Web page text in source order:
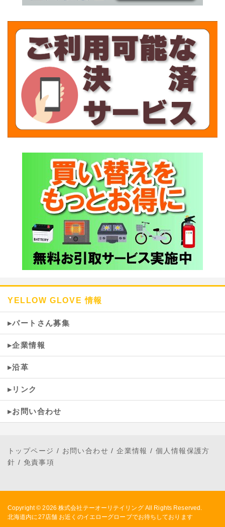
YELLOW GLOVE 情報
▸パートさん募集
▸企業情報
▸沿革
▸リンク
▸お問い合わせ
トップページ / お問い合わせ /企業情報 /個人情報保護方
針 / 免責事項
Copyright © 2026株式会社テーオーリテイリングAll Rights Reserved.
北海道内に27店舗 お近くのイエローグローブでお待ちしております